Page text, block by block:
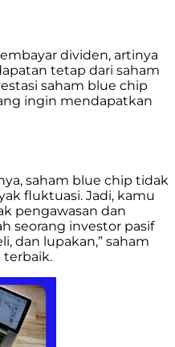
dividen, artinya
tetap dari saham
saham blue chip
ingin mendapatkan
saham blue chip tidak
fluktuasi. Jadi, kamu
pengawasan dan
seorang investor pasif
dan lupakan,” saham
terbaik.